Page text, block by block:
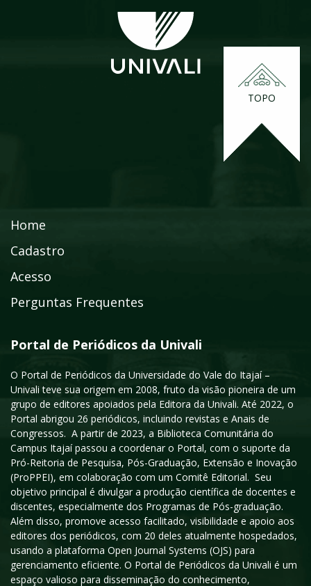
TOPO
Home
Cadastro
Acesso
Perguntas Frequentes
Portal de Periódicos da Univali
O Portal de Periódicos da Universidade do Vale do Itajaí –
Univali teve sua origem em 2008, fruto da visão pioneira de um
grupo de editores apoiados pela Editora da Univali. Até 2022, o
Portal abrigou 26 periódicos, incluindo revistas e Anais de
Congressos. A partir de 2023, a Biblioteca Comunitária do
Campus Itajaí passou a coordenar o Portal, com o suporte da
Pró-Reitoria de Pesquisa, Pós-Graduação, Extensão e Inovação
(ProPPEI), em colaboração com um Comitê Editorial. Seu
objetivo principal é divulgar a produção científica de docentes e
discentes, especialmente dos Programas de Pós-graduação.
Além disso, promove acesso facilitado, visibilidade e apoio aos
editores dos periódicos, com 20 deles atualmente hospedados,
usando a plataforma Open Journal Systems (OJS) para
gerenciamento eficiente. O Portal de Periódicos da Univali é um
espaço valioso para disseminação do conhecimento,